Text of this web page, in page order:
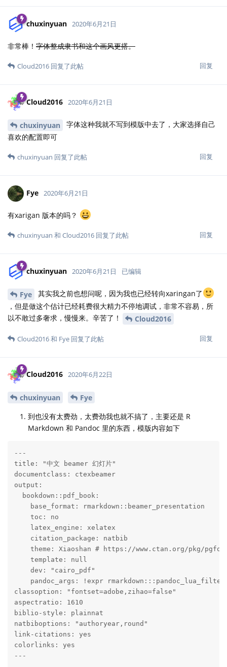
chuxinyuan 2020年6月21日
非常棒！ 字体整成隶书和这个画风更搭。
回复
Cloud2016 回复了此帖
Cloud2016 2020年6月21日
chuxinyuan
字体这种我就不写到模版中去了，大家选择自己
喜欢的配置即可
回复
chuxinyuan 回复了此帖
Fye 2020年6月21日
有xarigan 版本的吗？
回复
chuxinyuan 和 Cloud2016 回复了此帖
chuxinyuan 2020年6月21日 已编辑
Fye
其实我之前也想问呢，因为我也已经转向xaringan了
，但是做这个估计已经耗费很大精力不停地调试，非常不容易，所
以不敢过多奢求，慢慢来。辛苦了！
Cloud2016
回复
Cloud2016和 Fye 回复了此帖
Cloud2016 2020年6月22日
chuxinyuan
Fye
到也没有太费劲，太费劲我也就不搞了，主要还是 R
Markdown 和 Pandoc 里的东西，模版内容如下
---
title: "中文 beamer 幻灯片"
documentclass: ctexbeamer
output:
  bookdown::pdf_book:
    base_format: rmarkdown::beamer_presentation
    toc: no
    latex_engine: xelatex
    citation_package: natbib
theme: Xiaoshan # https://www.ctan.org/pkg/
    template: null
    dev: "cairo_pdf"
pandoc_args: !expr
classoption: "fontset=adobe,zihao=false"
aspectratio: 1610
biblio-style: plainnat
natbiboptions: "authoryear,round"
link-citations: yes
colorlinks: yes
---